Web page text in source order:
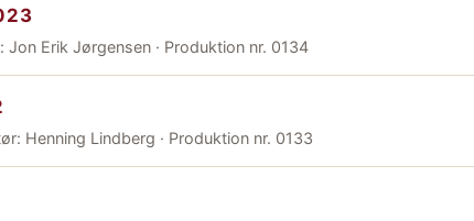
Erik Jørgensen · Produktion nr. 0134
Henning Lindberg · Produktion nr. 0133